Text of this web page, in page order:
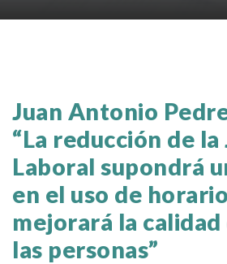
EN EL USO DE HORARIOS
Juan Antonio
“La reducción de la
Laboral supondrá
en el uso de
mejorará la calidad
las personas”